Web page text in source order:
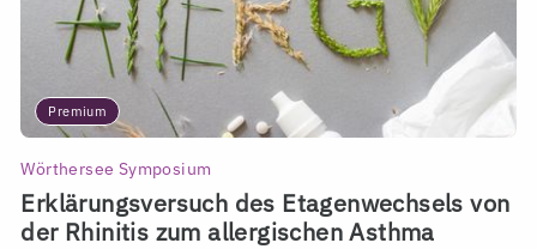
Premium
Wörthersee Symposium
Erklärungsversuch des Etagenwechsels von
der Rhinitis zum allergischen Asthma